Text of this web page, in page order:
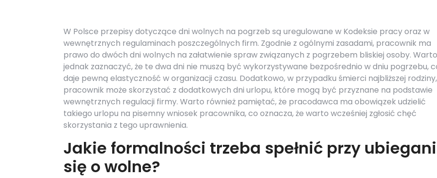
W Polsce przepisy dotyczące dni wolnych na pogrzeb są uregulowane w Kodeksie pracy oraz w
wewnętrznych regulaminach poszczególnych firm. Zgodnie z ogólnymi zasadami, pracownik ma
prawo do dwóch dni wolnych na załatwienie spraw związanych z pogrzebem bliskiej osoby. Warto
jednak zaznaczyć, że te dwa dni nie muszą być wykorzystywane bezpośrednio w dniu pogrzebu,
daje pewną elastyczność w organizacji czasu. Dodatkowo, w przypadku śmierci najbliższej rodziny,
pracownik może skorzystać z dodatkowych dni urlopu, które mogą być przyznane na podstawie
wewnętrznych regulacji firmy. Warto również pamiętać, że pracodawca ma obowiązek udzielić
takiego urlopu na pisemny wniosek pracownika, co oznacza, że warto wcześniej zgłosić chęć
skorzystania z tego uprawnienia.
Jakie formalności trzeba spełnić przy
się o wolne?